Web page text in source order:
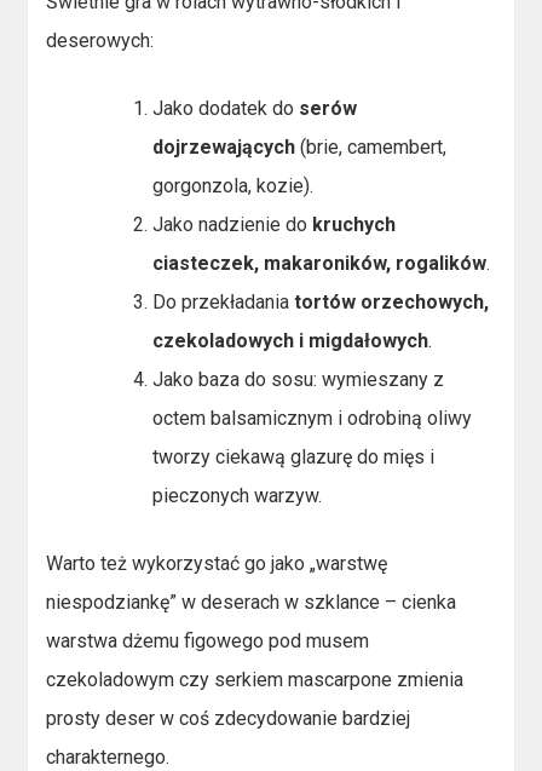
deserowych:
Jako dodatek do serów
dojrzewających (brie, camembert,
gorgonzola, kozie).
Jako nadzienie do kruchych
ciasteczek, makaroników, rogalików.
Do przekładaniatortów orzechowych,
czekoladowych i migdałowych.
Jako baza do sosu: wymieszany z
octem balsamicznym i odrobiną oliwy
tworzy ciekawą glazurę do mięs i
pieczonych warzyw.
Warto też wykorzystać go jako „warstwę
niespodziankę” w deserach w szklance – cienka
warstwa dżemu figowego pod musem
czekoladowym czy serkiem mascarpone zmienia
prosty deser w coś zdecydowanie bardziej
charakternego.